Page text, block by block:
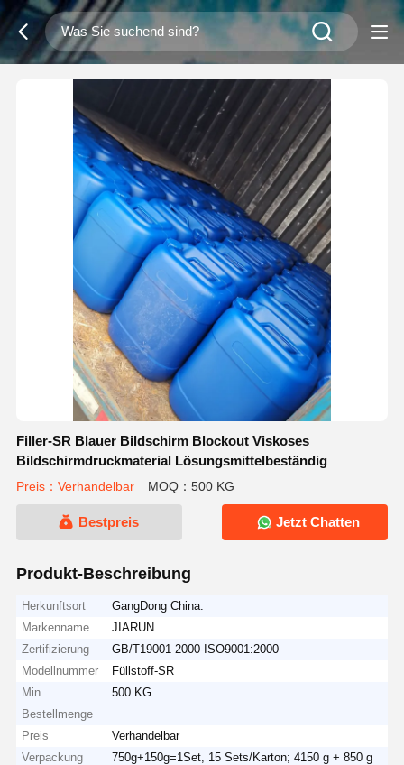
Filler-SR Blauer Bildschirm Blockout Viskoses
Bildschirmdruckmaterial Lösungsmittelbeständig
Preis：Verhandelbar MOQ：500 KG
Bestpreis Jetzt Chatten
Produkt-Beschreibung
Herkunftsort
GangDong China.
Markenname
JIARUN
Zertifizierung
GB/T19001-2000-ISO9001:2000
Modellnummer
Füllstoff-SR
Min
Bestellmenge
500 KG
Preis
Verhandelbar
Verpackung
750g+150g=1Set, 15 Sets/Karton; 4150 g + 850 g